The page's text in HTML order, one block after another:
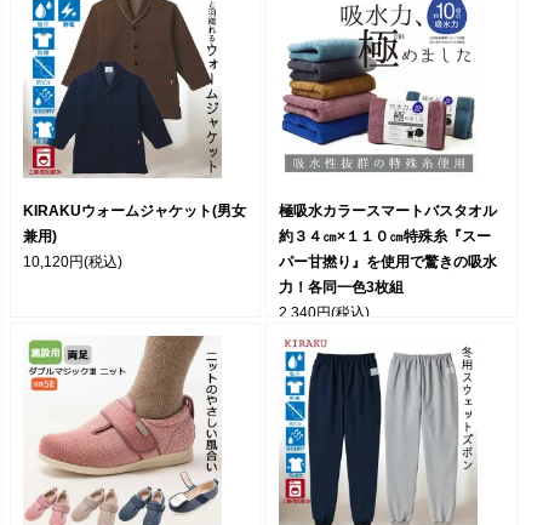
KIRAKUウォームジャケット(男女
兼用)
10,120円(税込)
極吸水カラースマートバスタオル
約３４㎝×１１０㎝特殊糸『スー
パー甘撚り』を使用で驚きの吸水
力！各同一色3枚組
2,340円(税込)